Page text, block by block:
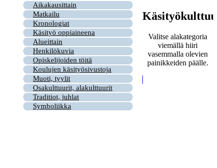
Aikakausittain
Matkailu
Kronologiat
Käsityö oppiaineena
Alueittain
Henkilökuvia
Opiskelijoiden töitä
Koulujen käsityösivustoja
Muoti, tyylit
Osakulttuurit, alakulttuurit
Traditiot, juhlat
Symboliikka
Valitse alakategoria
viemällä hiiri
vasemmalla olevien
painikkeiden päälle.